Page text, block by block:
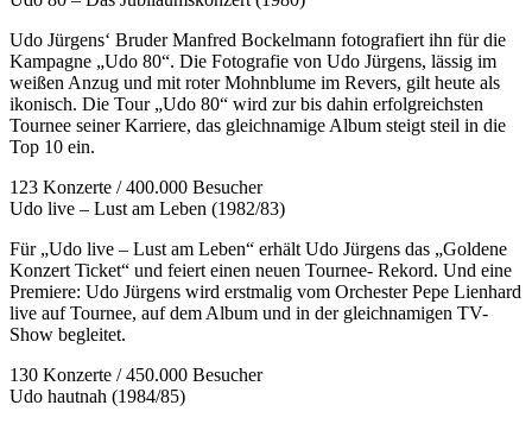
Udo Jürgens‘ Bruder Manfred Bockelmann fotografiert ihn für die
Kampagne „Udo 80“. Die Fotografie von Udo Jürgens, lässig im
weißen Anzug und mit roter Mohnblume im Revers, gilt heute als
ikonisch. Die Tour „Udo 80“ wird zur bis dahin erfolgreichsten
Tournee seiner Karriere, das gleichnamige Album steigt steil in die
Top 10 ein.
123 Konzerte / 400.000 Besucher
Udo live – Lust am Leben (1982/83)
Für „Udo live – Lust am Leben“ erhält Udo Jürgens das „Goldene
Konzert Ticket“ und feiert einen neuen Tournee- Rekord. Und eine
Premiere: Udo Jürgens wird erstmalig vom Orchester Pepe Lienhard
live auf Tournee, auf dem Album und in der gleichnamigen TV-
Show begleitet.
130 Konzerte / 450.000 Besucher
Udo hautnah (1984/85)